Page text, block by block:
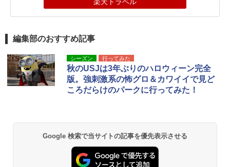
編集部のおすすめ記事
シーズン 行ってみた
秋のUSJは3年ぶりのハロウィーン完全
版。強刺激系の怖グロ＆カワイイで見ど
ころだらけのパークに行ってみた！
Google 検索で当サイトの記事を優先表示させる